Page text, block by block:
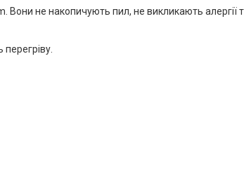
Вони не накопичують пил, не викликають алергії